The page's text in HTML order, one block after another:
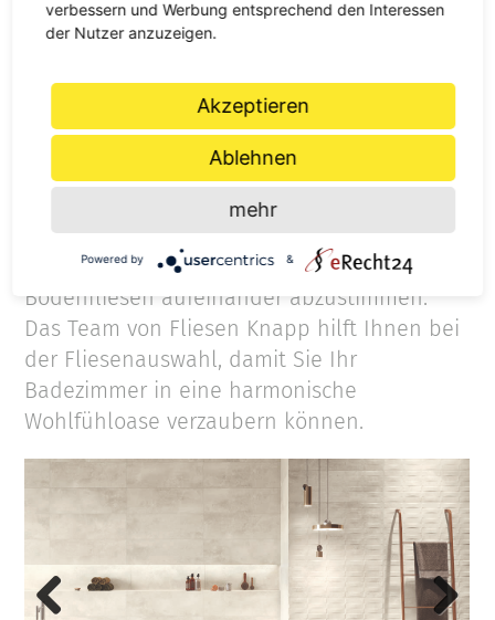
Bades sollten Sie das Format Ihrer
der richtigen Fliese können Sie
beispielsweise Ihren Raum optisch
BADZIMMERFLIESEN IN LAUTERACH KAUFEN
Außerdem empfiehlt es sich, Wand- und
Bodenfliesen aufeinander abzustimmen.
Das Team von Fliesen Knapp hilft Ihnen bei
der Fliesenauswahl, damit Sie Ihr
Badezimmer in eine harmonische
Wohlfühloase verzaubern können.
verbessern und Werbung entsprechend den Interessen
der Nutzer anzuzeigen.
Akzeptieren
Ablehnen
mehr
Powered by &